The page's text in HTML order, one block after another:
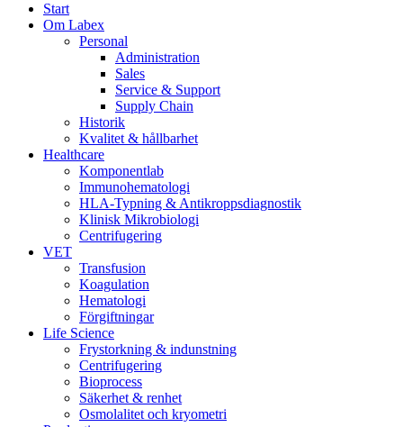
Start
Om Labex
Personal
Administration
Sales
Service & Support
Supply Chain
Historik
Kvalitet & hållbarhet
Healthcare
Komponentlab
Immunohematologi
HLA-Typning & Antikroppsdiagnostik
Klinisk Mikrobiologi
Centrifugering
VET
Transfusion
Koagulation
Hematologi
Förgiftningar
Life Science
Frystorkning & indunstning
Centrifugering
Bioprocess
Säkerhet & renhet
Osmolalitet och kryometri